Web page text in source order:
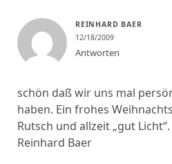
REINHARD BAER
12/18/2009
Antworten
schön daß wir uns mal
haben. Ein frohes
Rutsch und allzeit „gut Licht“.
Reinhard Baer